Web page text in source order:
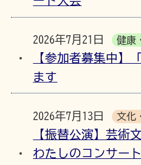
2026年7月21日 健康
【参加者募集中】
ます
2026年7月13日 文化
【振替公演】芸術
わたしのコンサー